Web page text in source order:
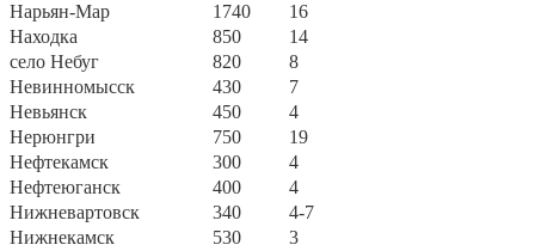
Нарьян-Мар
1740
16
Находка
850
14
село Небуг
820
8
Невинномысск
430
7
Невьянск
450
4
Нерюнгри
750
19
Нефтекамск
300
4
Нефтеюганск
400
4
Нижневартовск
340
4-7
Нижнекамск
530
3